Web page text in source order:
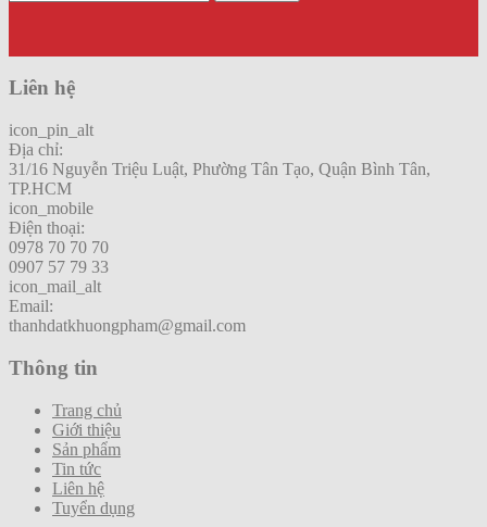
Liên hệ
icon_pin_alt
Địa chỉ:
31/16 Nguyễn Triệu Luật, Phường Tân Tạo, Quận Bình Tân,
TP.HCM
icon_mobile
Điện thoại:
0978 70 70 70
0907 57 79 33
icon_mail_alt
Email:
thanhdatkhuongpham@gmail.com
Thông tin
Trang chủ
Giới thiệu
Sản phẩm
Tin tức
Liên hệ
Tuyển dụng